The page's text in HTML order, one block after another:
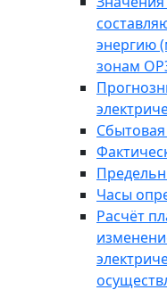
энергию
зонам
Часы
Расчёт